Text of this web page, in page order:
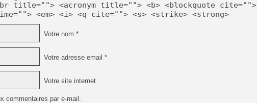
title=""> <acronym title=""> <b> <blockquote cite="">
<em> <i> <q cite=""> <s> <strike> <strong>
Votre nom *
Votre adresse email *
Votre site internet
commentaires par e-mail.